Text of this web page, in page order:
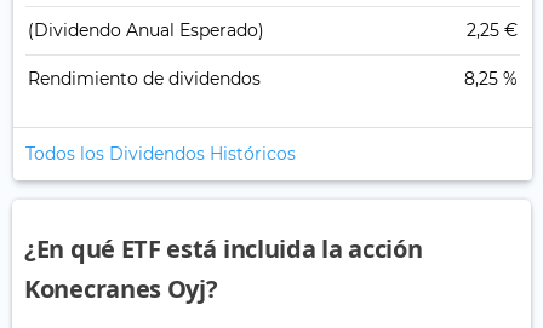
(Dividendo Anual Esperado) 2,25 €
Rendimiento de dividendos 8,25 %
Todos los Dividendos Históricos
¿En qué ETF está incluida la acción
Konecranes Oyj?